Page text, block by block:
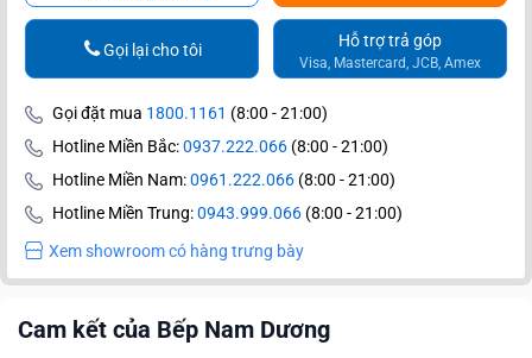
Hỗ trợ trả góp
Visa, Mastercard, JCB, Amex
Gọi lại cho tôi
Gọi đặt mua 1800.1161 (8:00 - 21:00)
Hotline Miền Bắc:0937.222.066 (8:00 - 21:00)
Hotline Miền Nam:0961.222.066 (8:00 - 21:00)
Hotline Miền Trung:0943.999.066 (8:00 - 21:00)
Xem showroom có hàng trưng bày
Cam kết của Bếp Nam Dương